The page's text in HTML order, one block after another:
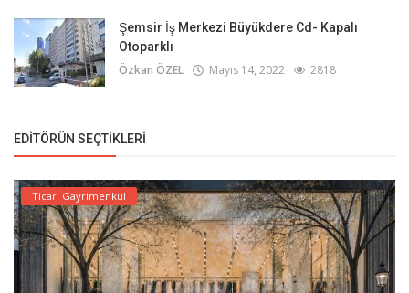
Şemsir İş Merkezi Büyükdere Cd- Kapalı
Otoparklı
Özkan ÖZEL Mayıs 14, 2022 2818
EDITÖRÜN SEÇTIKLERI
Ticari Gayrimenkul